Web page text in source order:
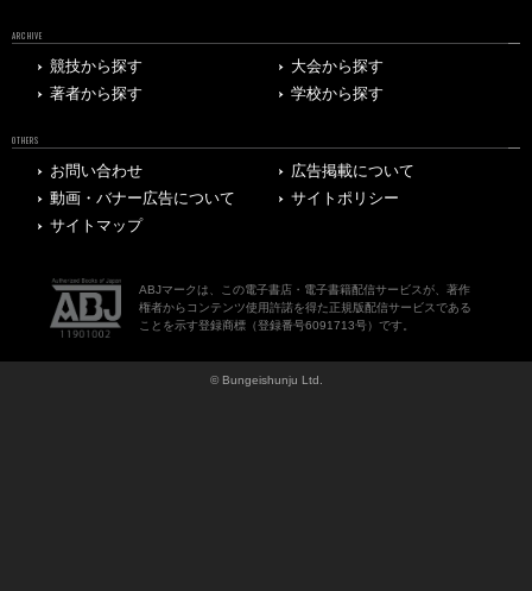
ARCHIVE
競技から探す
大会から探す
著者から探す
学校から探す
OTHERS
お問い合わせ
広告掲載について
動画・バナー広告について
サイトポリシー
サイトマップ
ABJマークは、この電子書店・電子書籍配信サービスが、著作
権者からコンテンツ使用許諾を得た正規版配信サービスである
ことを示す登録商標（登録番号6091713号）です。
© Bungeishunju Ltd.